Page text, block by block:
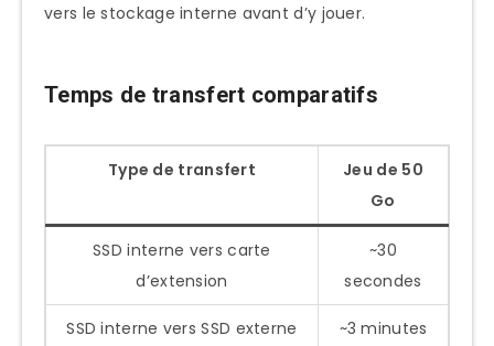
vers le stockage interne avant d’y jouer.
Temps de transfert comparatifs
Type de transfert
Jeu de 50
Go
SSD interne vers carte
d’extension
~30
secondes
SSD interne vers SSD externe
~3 minutes